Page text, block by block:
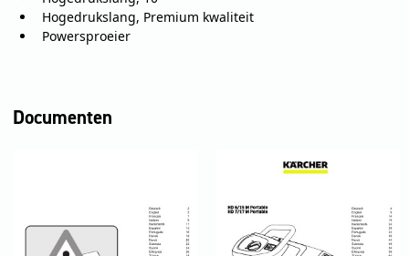
Hogedrukslang, Premium kwaliteit
Powersproeier
Documenten